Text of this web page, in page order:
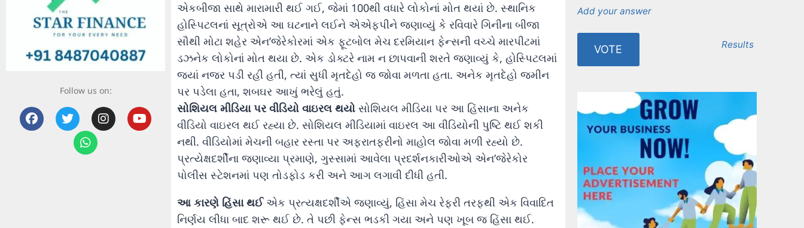
Follow us on:
એકબીજા સાથે મારામારી થઈ ગઈ, જેમાં 100થી વધારે લોકોનાં મોત થયાં છે. સ્થાનિક
હોસ્પિટલનાં સૂત્રોએ આ ઘટનાને લઈને એએફપીને જણાવ્યું કે રવિવારે ગિનીના બીજા
સૌથી મોટા શહેર એન’જેરેકોરમાં એક ફૂટબોલ મેચ દરમિયાન ફેન્સની વચ્ચે મારપીટમાં
ડઝનેક લોકોનાં મોત થયા છે. એક ડોક્ટરે નામ ન છાપવાની શરતે જણાવ્યું કે, હોસ્પિટલમાં
જ્યાં નજર પડી રહી હતી, ત્યાં સુધી મૃતદેહો જ જોવા મળતા હતા. અનેક મૃતદેહો જમીન
પર પડેલા હતા, શબઘર આખું ભરેલું હતું.
સોશિયલ મીડિયા પર વીડિયો વાઇરલ થયો સોશિયલ મીડિયા પર આ હિંસાના અનેક
વીડિયો વાઇરલ થઈ રહ્યા છે. સોશિયલ મીડિયામાં વાઇરલ આ વીડિયોની પુષ્ટિ થઈ શકી
નથી. વીડિયોમાં મેચની બહાર રસ્તા પર અફરાતફરીનો માહોલ જોવા મળી રહ્યો છે.
પ્રત્યેક્ષદર્શીના જણાવ્યા પ્રમાણે, ગુસ્સામાં આવેલા પ્રદર્શનકારીઓએ એન’જેરેકોર
પોલીસ સ્ટેશનમાં પણ તોડફોડ કરી અને આગ લગાવી દીધી હતી.
આ કારણે હિંસા થઈએક પ્રત્યક્ષદર્શીએ જણાવ્યું, હિંસા મેચ રેફરી તરફથી એક વિવાદિત
નિર્ણય લીધા બાદ શરૂ થઈ છે. તે પછી ફેન્સ ભડકી ગયા અને પણ ખૂબ જ હિંસા થઈ.
Add your answer
Results